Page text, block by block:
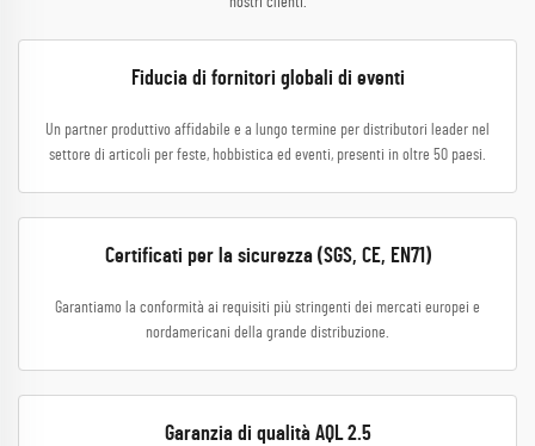
Fiducia di fornitori globali di eventi
Un partner produttivo affidabile e a lungo termine per distributori leader nel
settore di articoli per feste, hobbistica ed eventi, presenti in oltre 50 paesi.
Certificati per la sicurezza (SGS, CE, EN71)
Garantiamo la conformità ai requisiti più stringenti dei mercati europei e
nordamericani della grande distribuzione.
Garanzia di qualità AQL 2.5